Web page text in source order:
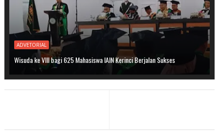
ADVETORIAL
Wisuda ke VIII bagi 625 Mahasiswa IAIN Kerinci Berjalan Sukses